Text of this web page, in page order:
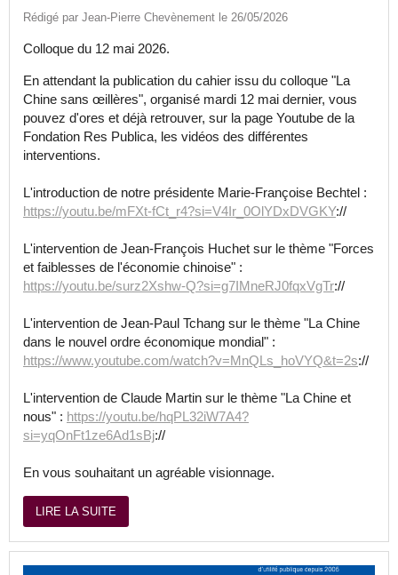
Rédigé par Jean-Pierre Chevènement le 26/05/2026
Colloque du 12 mai 2026.
En attendant la publication du cahier issu du colloque "La
Chine sans œillères", organisé mardi 12 mai dernier, vous
pouvez d'ores et déjà retrouver, sur la page Youtube de la
Fondation Res Publica, les vidéos des différentes
interventions.
L'introduction de notre présidente Marie-Françoise Bechtel :
https://youtu.be/mFXt-fCt_r4?si=V4Ir_0OlYDxDVGKY://
L'intervention de Jean-François Huchet sur le thème "Forces
et faiblesses de l'économie chinoise" :
https://youtu.be/surz2Xshw-Q?si=g7IMneRJ0fqxVgTr://
L'intervention de Jean-Paul Tchang sur le thème "La Chine
dans le nouvel ordre économique mondial" :
https://www.youtube.com/watch?v=MnQLs_hoVYQ&t=2s://
L'intervention de Claude Martin sur le thème "La Chine et
nous" : https://youtu.be/hqPL32iW7A4?
si=yqOnFt1ze6Ad1sBj://
En vous souhaitant un agréable visionnage.
LIRE LA SUITE